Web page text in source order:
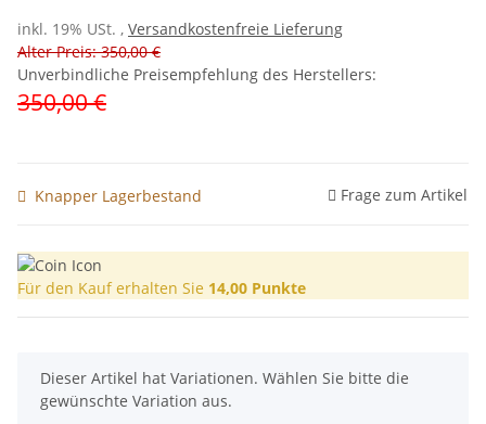
inkl. 19% USt. , Versandkostenfreie Lieferung
Alter Preis: 350,00 €
Unverbindliche Preisempfehlung des Herstellers:
350,00 €
Knapper Lagerbestand Frage zum Artikel
Für den Kauf erhalten Sie 14,00 Punkte
x
Dieser Artikel hat Variationen. Wählen Sie bitte die
gewünschte Variation aus.